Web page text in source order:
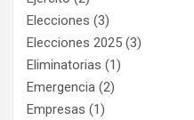
Elecciones (3)
Elecciones 2025 (3)
Eliminatorias (1)
Emergencia (2)
Empresas (1)